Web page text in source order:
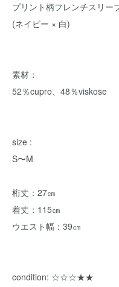
プリント柄フレンチスリー
(ネイビー × 白)
素材：
52％cupro、48％viskose
size :
S〜M
桁丈：27㎝
着丈：115㎝
ウエスト幅：39㎝
condition: ☆☆☆★★